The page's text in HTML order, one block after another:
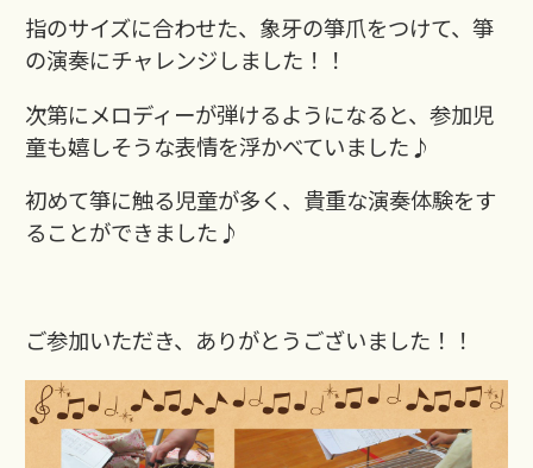
指のサイズに合わせた、象牙の箏爪をつけて、箏
の演奏にチャレンジしました！！
次第にメロディーが弾けるようになると、参加児
童も嬉しそうな表情を浮かべていました♪
初めて箏に触る児童が多く、貴重な演奏体験をす
ることができました♪
ご参加いただき、ありがとうございました！！